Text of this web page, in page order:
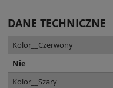
DANE TECHNICZNE
Kolor__Czerwony
Nie
Kolor__Szary